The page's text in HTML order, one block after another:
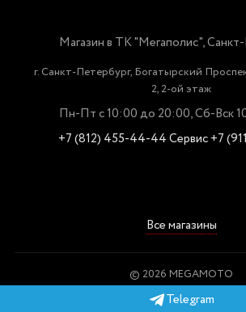
Магазин в ТК "Мегаполис",
г. Санкт-Петербург, Богатырский
2, 2-ой этаж
Пн-Пт с 10:00 до 20:00, Сб-Вск
+7 (812) 455-44-44Сервис +7
Все магазины
© 2026 MEGAMOTO
Пользовательское соглашение
Telegram